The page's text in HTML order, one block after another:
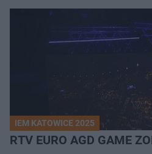
IEM KATOWICE 2025
RTV EURO AGD GAME